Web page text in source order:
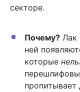
секторе.
Почему?Лак
ней
которые
пропитывает